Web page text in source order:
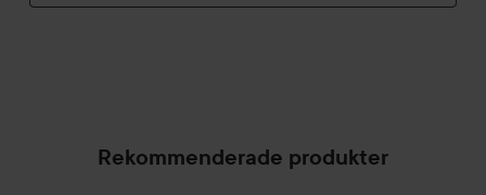
Rekommenderade produkter